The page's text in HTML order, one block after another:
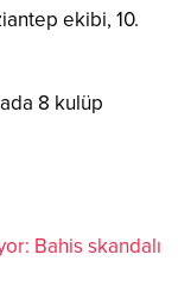
ekibi, 10.